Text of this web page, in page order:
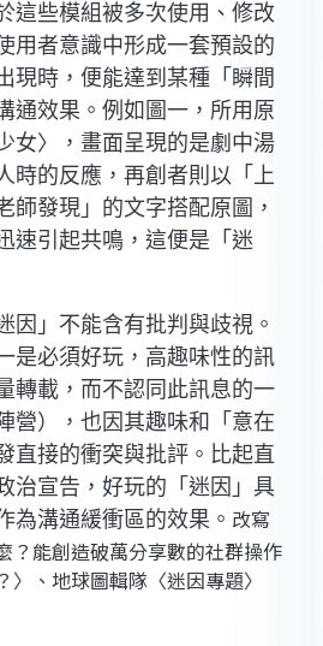
這些模組被多次使用、修改
用者意識中形成一套預設的
現時，便能達到某種「瞬間
通效果。例如圖一，所用原
女〉，畫面呈現的是劇中湯
時的反應，再創者則以「上
師發現」的文字搭配原圖，
速引起共鳴，這便是「迷
」不能含有批判與歧視。
是必須好玩，高趣味性的訊
轉載，而不認同此訊息的一
營），也因其趣味和「意在
直接的衝突與批評。比起直
治宣告，好玩的「迷因」具
為溝通緩衝區的效果。 改寫
？能創造破萬分享數的社群操作
、地球圖輯隊〈迷因專題〉